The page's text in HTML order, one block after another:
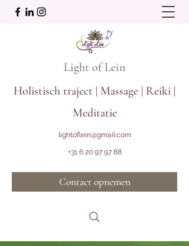
Light of Lein
Holistisch traject | Massage | Reiki |
Meditatie
lightoflein@gmail.com
+31 6 20 97 97 88
Contact opnemen